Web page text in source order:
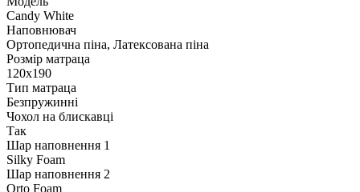
Candy White
Наповнювач
Ортопедична піна, Латексована піна
Розмір матраца
120х190
Тип матраца
Безпружинні
Чохол на блискавці
Так
Шар наповнення 1
Silky Foam
Шар наповнення 2
Orto Foam